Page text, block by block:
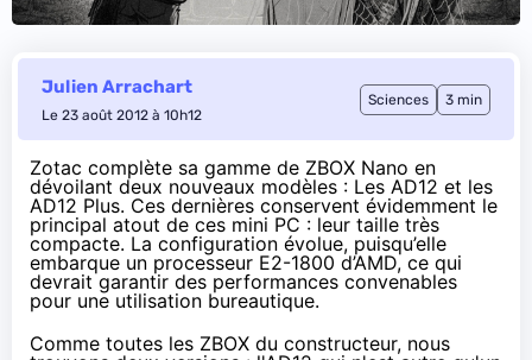
Julien Arrachart
Le 23 août 2012 à 10h12
Sciences 3 min
Zotac complète sa gamme de ZBOX Nano en
dévoilant deux nouveaux modèles : Les AD12 et les
AD12 Plus. Ces dernières conservent évidemment le
principal atout de ces mini PC : leur taille très
compacte. La configuration évolue, puisqu’elle
embarque un processeur E2-1800 d’AMD, ce qui
devrait garantir des performances convenables
pour une utilisation bureautique.
Comme toutes les ZBOX du constructeur, nous